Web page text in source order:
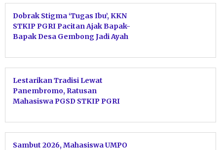
Dobrak Stigma ‘Tugas Ibu’, KKN
STKIP PGRI Pacitan Ajak Bapak-
Bapak Desa Gembong Jadi Ayah
Lestarikan Tradisi Lewat
Panembromo, Ratusan
Mahasiswa PGSD STKIP PGRI
Karawitan
Sambut 2026, Mahasiswa UMPO